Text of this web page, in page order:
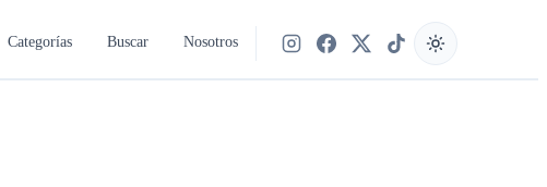
Categorías Buscar Nosotros
Síguenos en Instagram
Síguenos en Facebook
Síguenos en X
Síguenos en TikTok